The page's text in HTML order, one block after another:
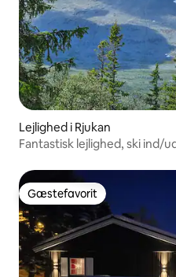
Lejlighed i Rjukan
Fantastisk lejlighed, ski ind/
Gæstefavorit
Gæstefavorit